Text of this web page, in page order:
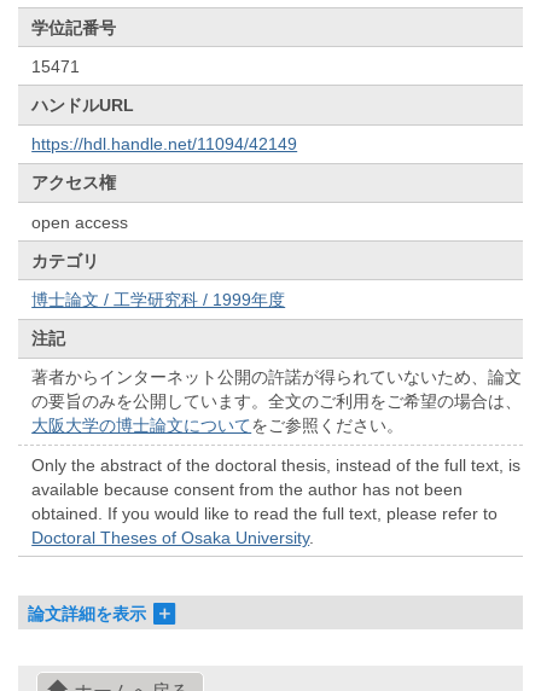
学位記番号
15471
ハンドルURL
https://hdl.handle.net/11094/42149
アクセス権
open access
カテゴリ
博士論文 / 工学研究科 / 1999年度
注記
著者からインターネット公開の許諾が得られていないため、論文
の要旨のみを公開しています。全文のご利用をご希望の場合は、
大阪大学の博士論文についてをご参照ください。
Only the abstract of the doctoral thesis, instead of the full text, is
available because consent from the author has not been
obtained. If you would like to read the full text, please refer to
Doctoral Theses of Osaka University.
論文詳細を表示